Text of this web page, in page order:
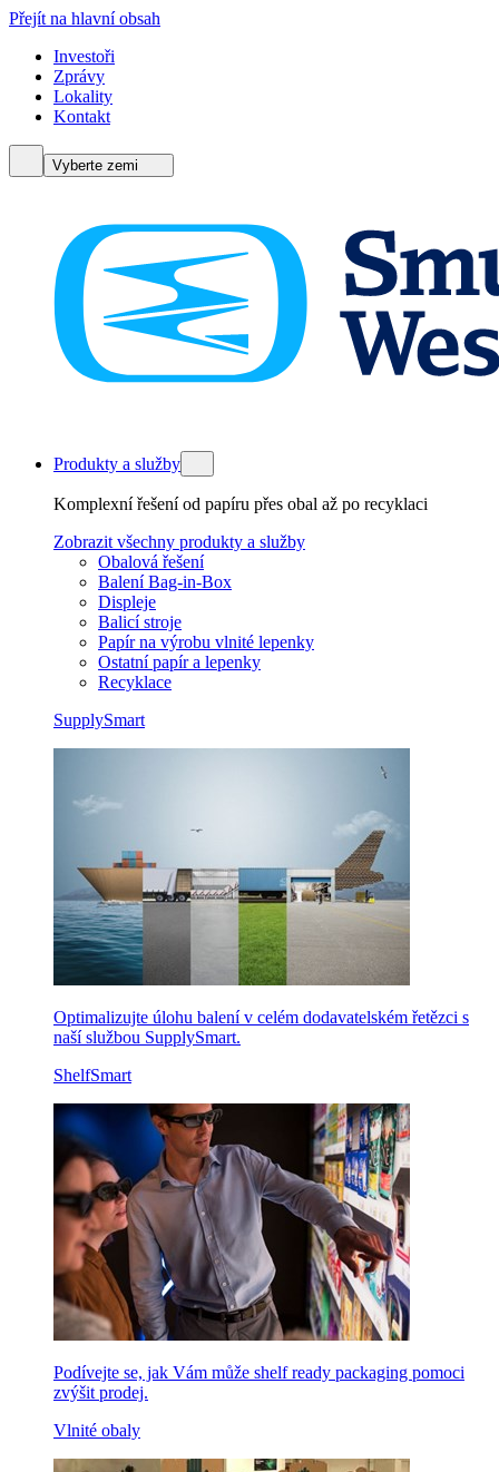
Přejít na hlavní obsah
Investoři
Zprávy
Lokality
Kontakt
Vyberte zemi
Produkty a služby
Komplexní řešení od papíru přes obal až po recyklaci
Zobrazit všechny produkty a služby
Obalová řešení
Balení Bag-in-Box
Displeje
Balicí stroje
Papír na výrobu vlnité lepenky
Ostatní papír a lepenky
Recyklace
SupplySmart
Optimalizujte úlohu balení v celém dodavatelském řetězci s
naší službou SupplySmart.
ShelfSmart
Podívejte se, jak Vám může shelf ready packaging pomoci
zvýšit prodej.
Vlnité obaly